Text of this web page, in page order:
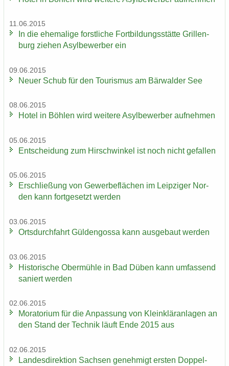
11.06.2015
In die ehe­ma­li­ge forst­li­che Fort­bil­dungs­stät­te Gril­len­
burg zie­hen Asyl­be­wer­ber ein
09.06.2015
Neuer Schub für den Tou­ris­mus am Bär­wal­der See
08.06.2015
Hotel in Böh­len wird wei­te­re Asyl­be­wer­ber auf­neh­men
05.06.2015
Ent­schei­dung zum Hirsch­win­kel ist noch nicht ge­fal­len
05.06.2015
Er­schlie­ßung von Ge­wer­be­flä­chen im Leip­zi­ger Nor­
den kann fort­ge­setzt wer­den
03.06.2015
Orts­durch­fahrt Gül­den­gos­sa kann aus­ge­baut wer­den
03.06.2015
His­to­ri­sche Ober­müh­le in Bad Düben kann um­fas­send
sa­niert wer­den
02.06.2015
Mo­ra­to­ri­um für die An­pas­sung von Klein­klär­an­la­gen an
den Stand der Tech­nik läuft Ende 2015 aus
02.06.2015
Lan­des­di­rek­ti­on Sach­sen ge­neh­migt ers­ten Dop­pel­